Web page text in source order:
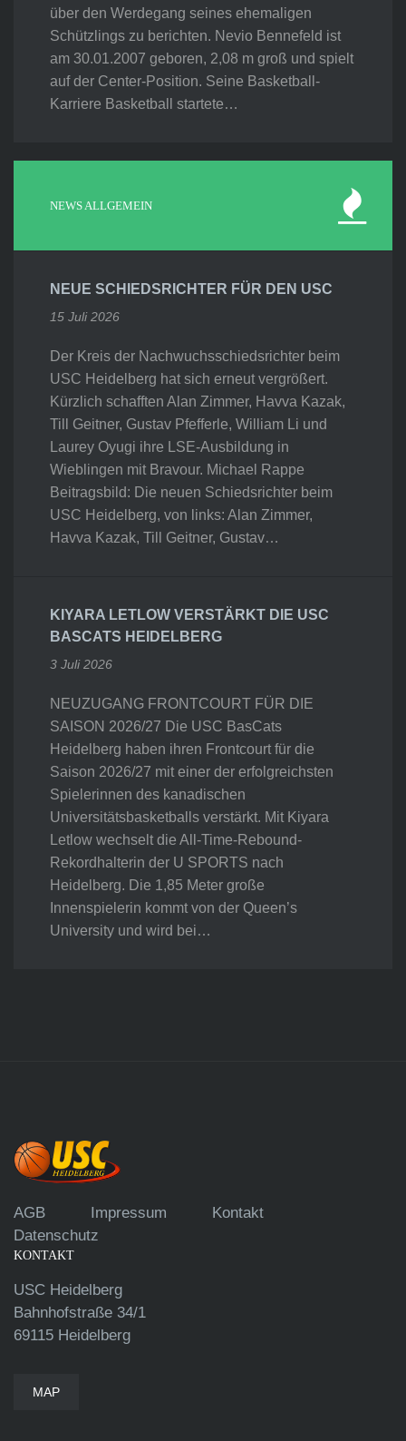
über den Werdegang seines ehemaligen
Schützlings zu berichten. Nevio Bennefeld ist
am 30.01.2007 geboren, 2,08 m groß und spielt
auf der Center-Position. Seine Basketball-
Karriere Basketball startete…
NEWS ALLGEMEIN
NEUE SCHIEDSRICHTER FÜR DEN USC
15 Juli 2026
Der Kreis der Nachwuchsschiedsrichter beim
USC Heidelberg hat sich erneut vergrößert.
Kürzlich schafften Alan Zimmer, Havva Kazak,
Till Geitner, Gustav Pfefferle, William Li und
Laurey Oyugi ihre LSE-Ausbildung in
Wieblingen mit Bravour. Michael Rappe
Beitragsbild: Die neuen Schiedsrichter beim
USC Heidelberg, von links: Alan Zimmer,
Havva Kazak, Till Geitner, Gustav…
KIYARA LETLOW VERSTÄRKT DIE USC
BASCATS HEIDELBERG
3 Juli 2026
NEUZUGANG FRONTCOURT FÜR DIE
SAISON 2026/27 Die USC BasCats
Heidelberg haben ihren Frontcourt für die
Saison 2026/27 mit einer der erfolgreichsten
Spielerinnen des kanadischen
Universitätsbasketballs verstärkt. Mit Kiyara
Letlow wechselt die All-Time-Rebound-
Rekordhalterin der U SPORTS nach
Heidelberg. Die 1,85 Meter große
Innenspielerin kommt von der Queen’s
University und wird bei…
AGB Impressum
Kontakt
Datenschutz
KONTAKT
USC Heidelberg
Bahnhofstraße 34/1
69115 Heidelberg
MAP